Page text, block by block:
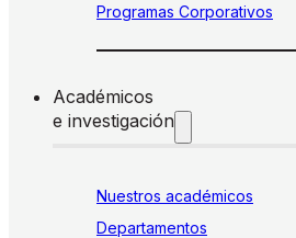
Programas Corporativos
Académicos
e investigación
Nuestros académicos
Departamentos